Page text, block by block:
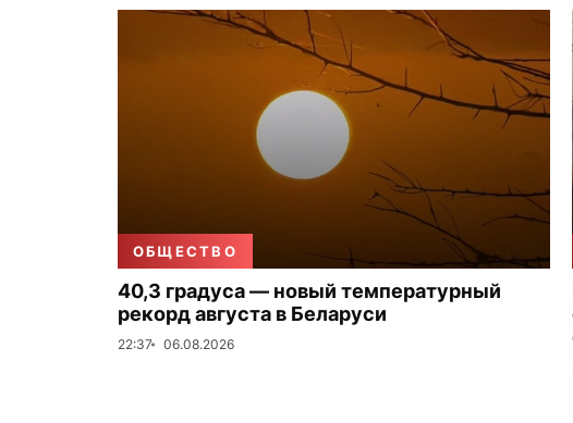
ОБЩЕСТВО
40,3 градуса — новый температурный
рекорд августа в Беларуси
22:37 06.08.2026